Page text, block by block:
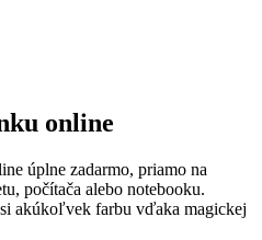
online
úplne zadarmo, priamo na
počítača alebo notebooku.
akúkoľvek farbu vďaka magickej